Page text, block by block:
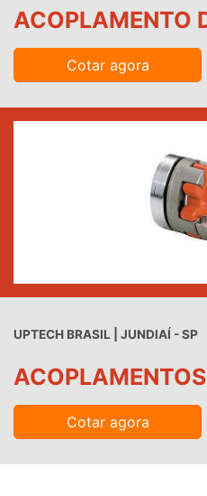
ACOPLAMENTO
Cotar agora
UPTECH BRASIL | JUNDIAÍ - SP
Cotar agora